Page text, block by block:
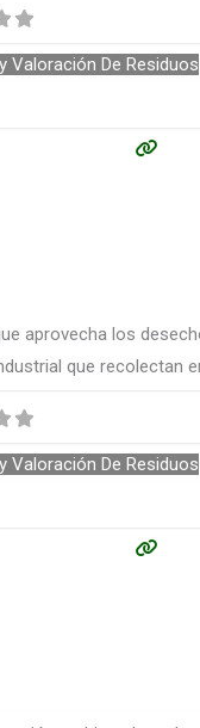
Valoración De Residuos
aprovecha los
que recolectan
Valoración De Residuos